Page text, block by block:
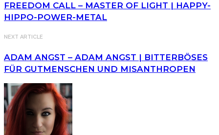
FREEDOM CALL – MASTER OF LIGHT | HAPPY-
HIPPO-POWER-METAL
NEXT ARTICLE
ADAM ANGST – ADAM ANGST | BITTERBÖSES
FÜR GUTMENSCHEN UND MISANTHROPEN